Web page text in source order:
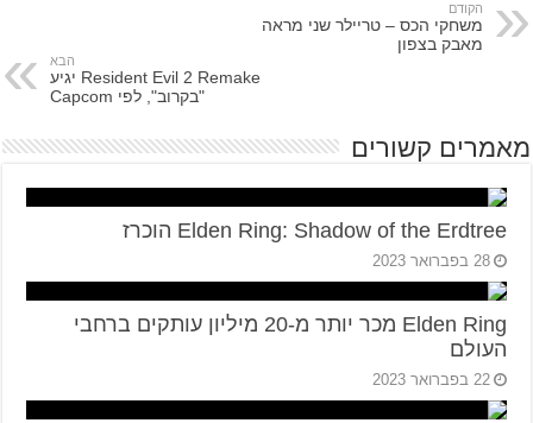
הקודם
משחקי הכס – טריילר שני מראה
מאבק בצפון
הבא
Resident Evil 2 Remake יגיע
"בקרוב", לפי Capcom
מאמרים קשורים
Elden Ring: Shadow of the Erdtree הוכרז
28 בפברואר 2023
Elden Ring מכר יותר מ-20 מיליון עותקים ברחבי
העולם
22 בפברואר 2023